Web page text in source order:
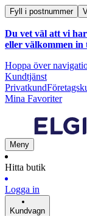
Fyll i postnummer
Du vet väl att vi
eller välkommen in
Hoppa över
Kundtjänst
Privatkund
Mina Favoriter
Meny
Hitta butik
Logga in
Kundvagn